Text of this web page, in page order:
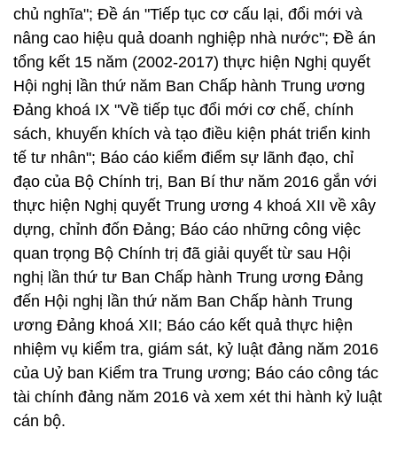
chủ nghĩa"; Đề án "Tiếp tục cơ cấu lại, đổi mới và
nâng cao hiệu quả doanh nghiệp nhà nước"; Đề án
tổng kết 15 năm (2002-2017) thực hiện Nghị quyết
Hội nghị lần thứ năm Ban Chấp hành Trung ương
Đảng khoá IX "Về tiếp tục đổi mới cơ chế, chính
sách, khuyến khích và tạo điều kiện phát triển kinh
tế tư nhân"; Báo cáo kiểm điểm sự lãnh đạo, chỉ
đạo của Bộ Chính trị, Ban Bí thư năm 2016 gắn với
thực hiện Nghị quyết Trung ương 4 khoá XII về xây
dựng, chỉnh đốn Đảng; Báo cáo những công việc
quan trọng Bộ Chính trị đã giải quyết từ sau Hội
nghị lần thứ tư Ban Chấp hành Trung ương Đảng
đến Hội nghị lần thứ năm Ban Chấp hành Trung
ương Đảng khoá XII; Báo cáo kết quả thực hiện
nhiệm vụ kiểm tra, giám sát, kỷ luật đảng năm 2016
của Uỷ ban Kiểm tra Trung ương; Báo cáo công tác
tài chính đảng năm 2016 và xem xét thi hành kỷ luật
cán bộ.